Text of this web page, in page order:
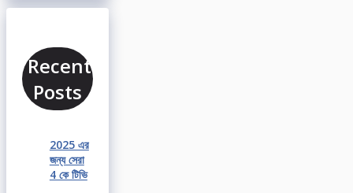
Recent
Posts
2025 এর
জন্য সেরা
4 কে টিভি